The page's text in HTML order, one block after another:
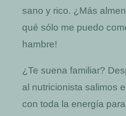
sano y rico. ¿Más
qué sólo me puedo
hambre!
¿Te suena familiar?
al nutricionista salimos
con toda la energía